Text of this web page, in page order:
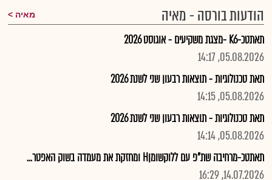
הודעות בורסה - מאיה מאיה
תאתטכ-K6 -מצגת משקיעים - אוגוסט 2026
05.08.2026, 14:17
תאת טכנולוגיות - תוצאות רבעון שני לשנת 2026
05.08.2026, 14:15
תאת טכנולוגיות - תוצאות רבעון שני לשנת 2026
05.08.2026, 14:14
תאתטכ-מרחיבה שת"פ עם ללוקשומןH ומחזקת את מעמדה בשוק האפטר...
14.07.2026, 16:29